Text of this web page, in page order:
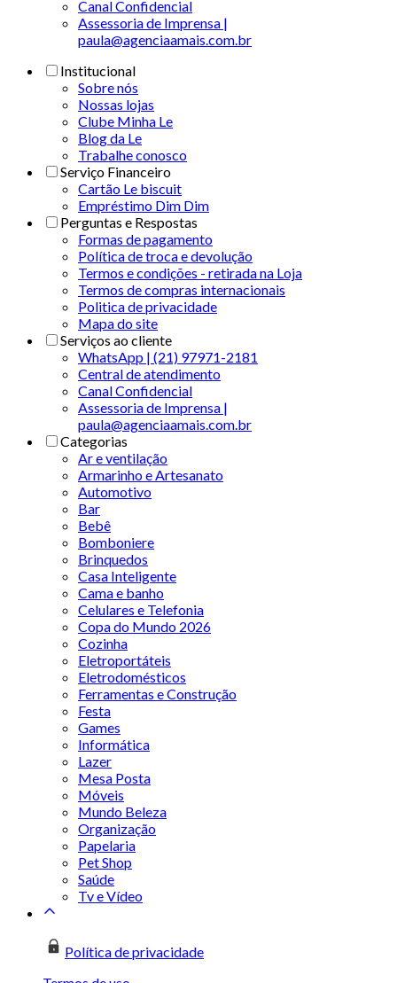
Canal Confidencial
Assessoria de Imprensa |
paula@agenciaamais.com.br
Institucional
Sobre nós
Nossas lojas
Clube Minha Le
Blog da Le
Trabalhe conosco
Serviço Financeiro
Cartão Le biscuit
Empréstimo Dim Dim
Perguntas e Respostas
Formas de pagamento
Política de troca e devolução
Termos e condições - retirada na Loja
Termos de compras internacionais
Politica de privacidade
Mapa do site
Serviços ao cliente
WhatsApp | (21) 97971-2181
Central de atendimento
Canal Confidencial
Assessoria de Imprensa |
paula@agenciaamais.com.br
Categorias
Ar e ventilação
Armarinho e Artesanato
Automotivo
Bar
Bebê
Bomboniere
Brinquedos
Casa Inteligente
Cama e banho
Celulares e Telefonia
Copa do Mundo 2026
Cozinha
Eletroportáteis
Eletrodomésticos
Ferramentas e Construção
Festa
Games
Informática
Lazer
Mesa Posta
Móveis
Mundo Beleza
Organização
Papelaria
Pet Shop
Saúde
Tv e Vídeo
Política de privacidade